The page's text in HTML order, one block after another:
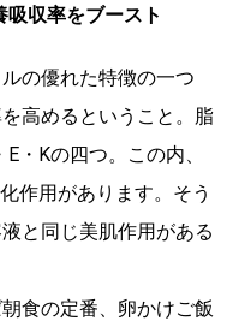
収率をブースト
の優れた特徴の一つ
高めるということ。脂
・Kの四つ。この内、
作用があります。そう
と同じ美肌作用がある
食の定番、卵かけご飯